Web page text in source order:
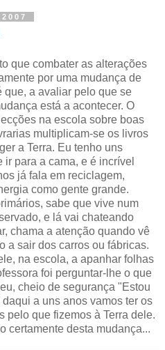
que combater as alterações
por uma mudança de
que, a avaliar pelo que se
está a acontecer. O
na escola sobre boas
multiplicam-se os livros
a Terra. Eu tenho uns
para a cama, e é incrível
já fala em reciclagem,
como gente grande.
sabe que vive num
e lá vai chateando
chama a atenção quando vê
a sair dos carros ou fábricas.
na escola, a apanhar folhas
foi perguntar-lhe o que
cheio de segurança "Estou
a uns anos vamos ter os
pelo que fizemos à Terra dele.
certamente desta mudança...